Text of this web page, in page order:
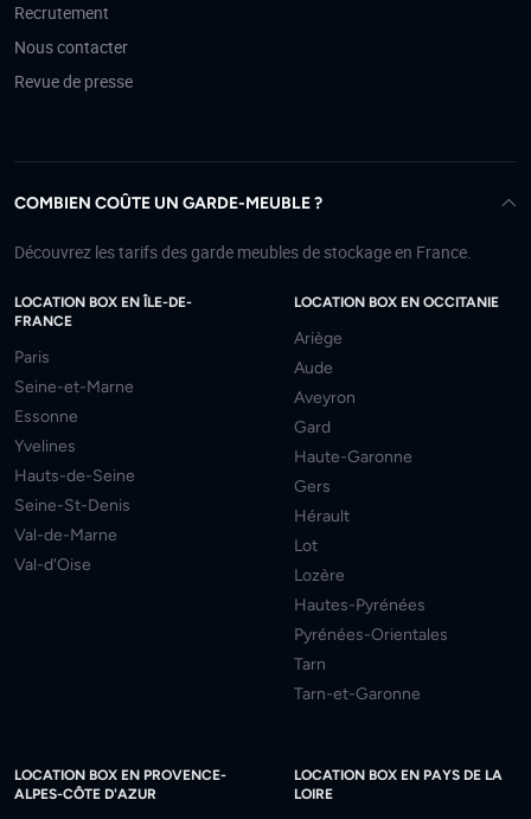
Recrutement
Nous contacter
Revue de presse
COMBIEN COÛTE UN GARDE-MEUBLE ?
Découvrez les tarifs des garde meubles de stockage en France.
LOCATION BOX EN ÎLE-DE-
FRANCE
Paris
Seine-et-Marne
Essonne
Yvelines
Hauts-de-Seine
Seine-St-Denis
Val-de-Marne
Val-d'Oise
LOCATION BOX EN OCCITANIE
Ariège
Aude
Aveyron
Gard
Haute-Garonne
Gers
Hérault
Lot
Lozère
Hautes-Pyrénées
Pyrénées-Orientales
Tarn
Tarn-et-Garonne
LOCATION BOX EN PROVENCE-
ALPES-CÔTE D'AZUR
LOCATION BOX EN PAYS DE LA
LOIRE